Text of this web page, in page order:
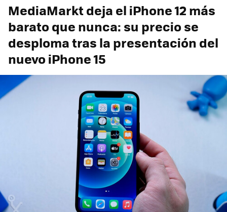
MediaMarkt deja el iPhone 12 más
barato que nunca: su precio se
desploma tras la presentación del
nuevo iPhone 15